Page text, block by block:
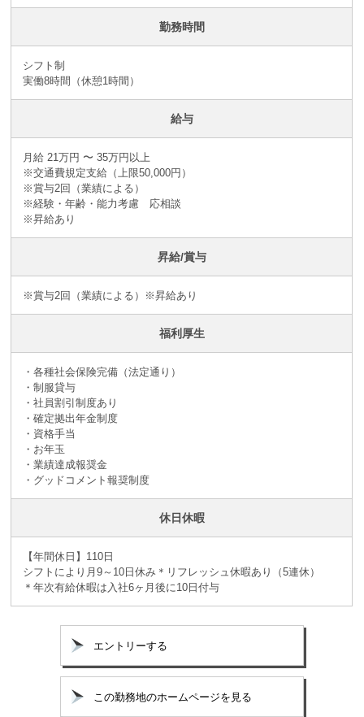
勤務時間
シフト制
実働8時間（休憩1時間）
給与
月給 21万円 〜 35万円以上
※交通費規定支給（上限50,000円）
※賞与2回（業績による）
※経験・年齢・能力考慮 応相談
※昇給あり
昇給/賞与
※賞与2回（業績による）※昇給あり
福利厚生
・各種社会保険完備（法定通り）
・制服貸与
・社員割引制度あり
・確定拠出年金制度
・資格手当
・お年玉
・業績達成報奨金
・グッドコメント報奨制度
休日休暇
【年間休日】110日
シフトにより月9～10日休み＊リフレッシュ休暇あり（5連休）
＊年次有給休暇は入社6ヶ月後に10日付与
エントリーする
この勤務地のホームページを見る